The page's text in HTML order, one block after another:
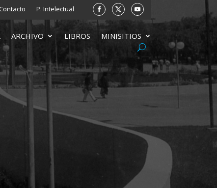
P. Intelectual
ARCHIVO LIBROS MINISITIOS